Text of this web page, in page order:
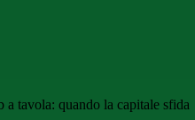
tavola: quando la capitale sfida